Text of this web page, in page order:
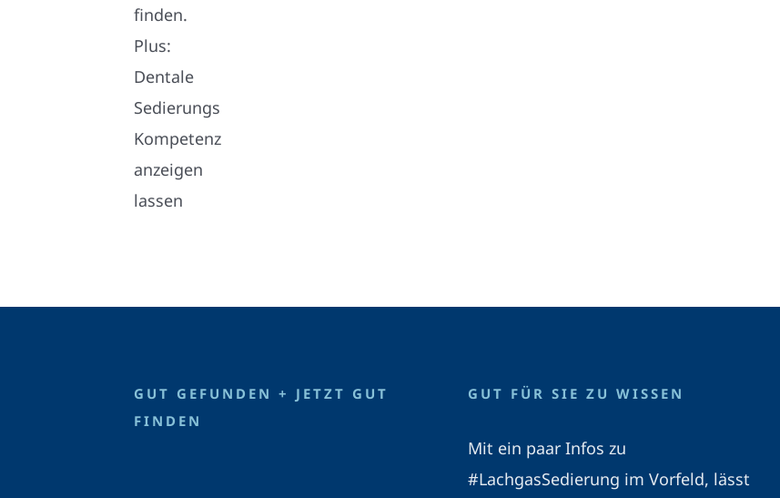
GUT GEFUNDEN + JETZT GUT
FINDEN
GUT FÜR SIE ZU WISSEN
Mit ein paar Infos zu
#LachgasSedierung im Vorfeld, lässt